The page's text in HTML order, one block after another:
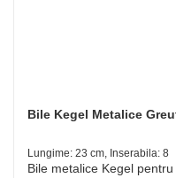
Bile Kegel Metalice
Lungime: 23 cm, Inserabila: 8
Bile metalice Kegel